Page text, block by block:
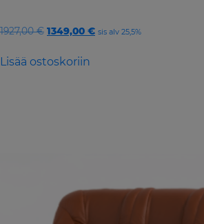
1927,00€ Original
was:
1349,00 €Current
sis alv 25,5%
Lisää ostoskoriin